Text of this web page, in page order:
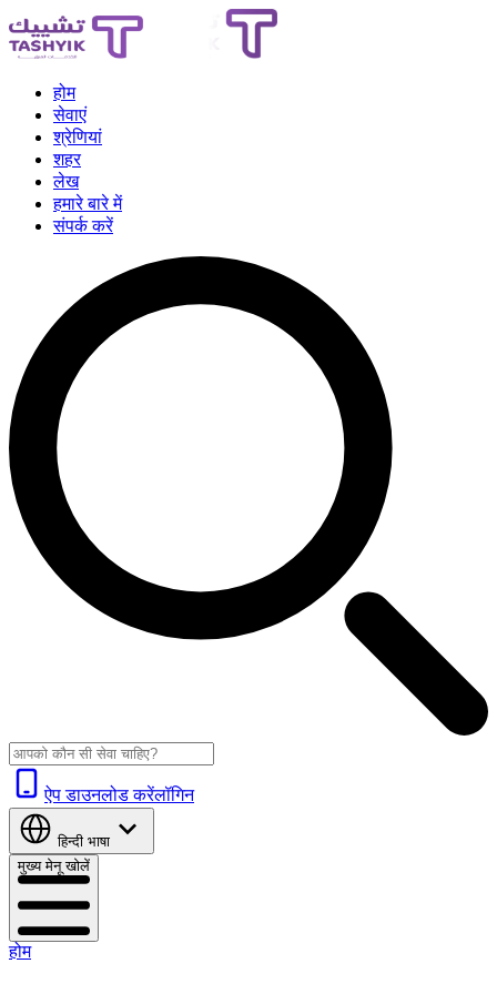
होम
सेवाएं
श्रेणियां
शहर
लेख
हमारे बारे में
संपर्क करें
ऐप डाउनलोड करेंलॉगिन
हिन्दी भाषा
मुख्य मेनू खोलें
होम